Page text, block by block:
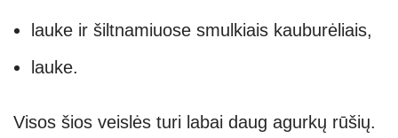
lauke ir šiltnamiuose smulkiais kauburėliais,
lauke.
Visos šios veislės turi labai daug agurkų rūšių.